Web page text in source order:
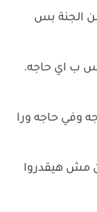
الجنة بس
ب اي حاجه.
وفي حاجه ورا
مش هيقدروا